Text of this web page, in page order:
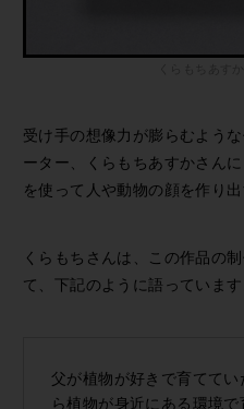
受け手の想像力が膨らむよう
ーター、くらもちあすかさん
を使って人や動物の顔を作り出
くらもちさんは、この作品の
て、下記のように語っています
父が植物が好きで育てて
ら植物が身近にある環境